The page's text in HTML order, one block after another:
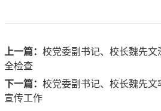
上一篇： 校党委副书记、校长魏先
全检查
下一篇： 校党委副书记、校长魏先
宣传工作